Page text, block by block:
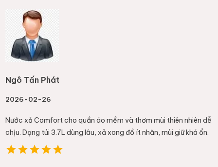
Ngô Tấn Phát
2026-02-26
Nước xả Comfort cho quần áo mềm và thơm mùi thiên nhiên dễ
chịu. Dạng túi 3.7L dùng lâu, xả xong đồ ít nhăn, mùi giữ khá ổn.